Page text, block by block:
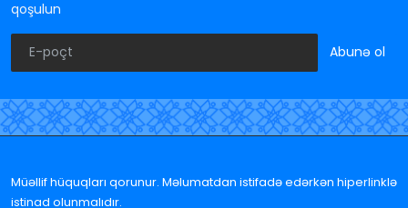
qoşulun
Abunə ol
Müəllif hüquqları qorunur. Məlumatdan istifadə edərkən hiperlinklə
istinad olunmalıdır.